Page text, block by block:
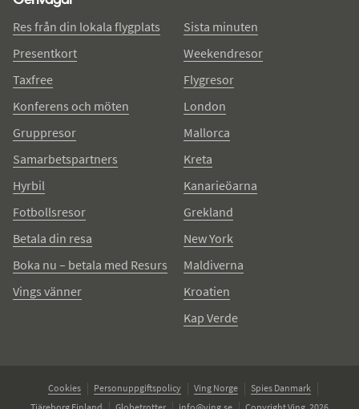
Res från din lokala flygplats
Presentkort
Taxfree
Konferens och möten
Gruppresor
Samarbetspartners
Hyrbil
Fotbollsresor
Betala din resa
Boka nu – betala med Resurs
Vings vänner
Sista minuten
Weekendresor
Flygresor
London
Mallorca
Kreta
Kanarieöarna
Grekland
New York
Maldiverna
Kroatien
Kap Verde
Cookies Personuppgiftspolicy Ving Norge
Spies Danmark